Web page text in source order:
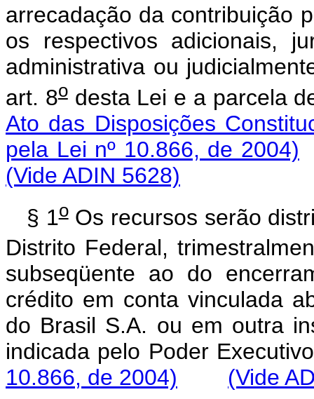
arrecadação da contribuição
os respectivos adicionais,
administrativa ou
art. 8odesta Lei e a parcela
Ato das Disposições
pela Lei nº 10.866, de 2004)
(Vide ADIN 5628)
§ 1oOs recursos serão
Distrito Federal,
subseqüente ao do
crédito em conta vinculada
do Brasil S.A. ou em outra
indicada pelo Poder
10.866, de 2004)
(Vide